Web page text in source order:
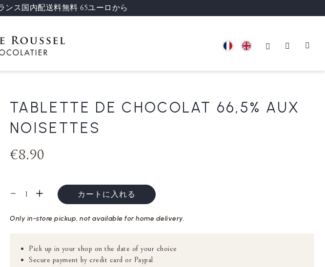
ンス国内配送料無料 65ユーロから
TABLETTE DE CHOCOLAT 66,5% AUX
NOISETTES
€8.90
カートに入れる
Only in-store pickup, not available for home delivery.
Pick up in your shop on the date of your choice
Secure payment by credit card or Paypal